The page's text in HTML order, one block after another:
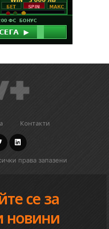
Контакти
права запазени
се за
новини